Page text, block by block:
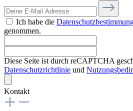
Ich habe die
genommen.
Diese Seite ist durch reCAPTCHA
Datenschutzrichtlinie und
Kontakt